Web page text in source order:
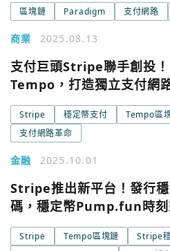
區塊鏈 Paradigm 支付網路
商業 2025.08.13
支付巨頭Stripe聯手創投
Tempo，打造獨立支付網
Stripe 穩定幣支付 Tempo區
支付網路革命
金融 2025.10.01
Stripe推出新平台！發行
碼，穩定幣Pump.fun時刻
Stripe Tempo區塊鏈 Stripe
Email